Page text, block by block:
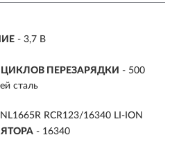
- 3,7 В
ПЕРЕЗАРЯДКИ - 500
сталь
RCR123/16340 LI-ION
- 16340